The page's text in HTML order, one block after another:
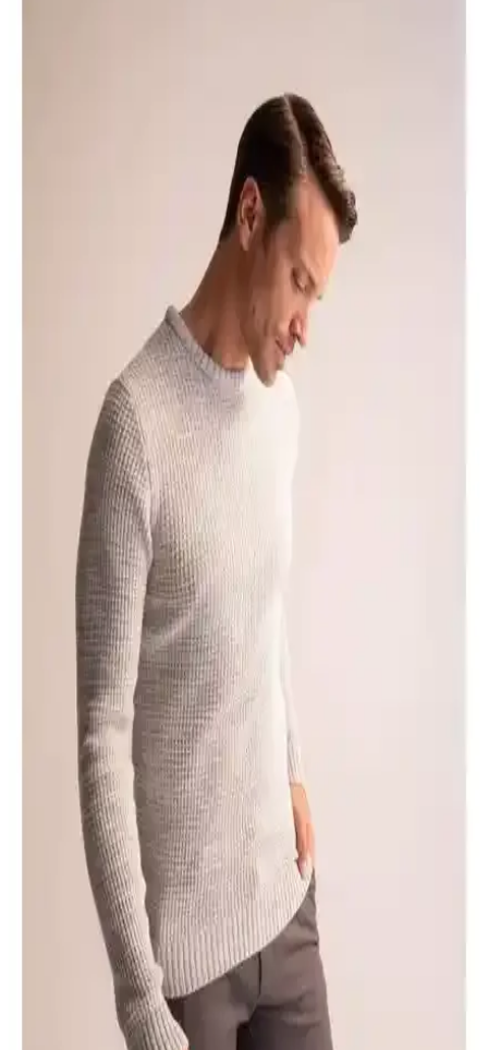
DeFacto Erkek Bebek Uzun Çorapları
Karşılaştırması: Malzeme, Güvenlik ve Tasarım
İki farklı DeFacto erkek bebek uzun çorap modelinin malzeme,
güvenlik ve tasarım özellikleri detaylı karşılaştırması, kullanıcı
yorumlarıyla birlikte sunuluyor.
DeFacto Regular Fit 3'lü Boxer K7635AZ24AU ile
Y3179AZ23AU Detaylı Karşılaştırması
Bu makalede DeFacto Regular Fit 3'lü Boxer modelleri
K7635AZ24AU ile Y3179AZ23AU'nun kumaş içeriği,
konfor/uyum, uzunluklar ve kullanıcı geri bildirimleri üzerinden
nesnel karşılaştırması yapılmaktadır; günlük kullanımdaki nefes
alabilirlik ve dayanıklılık öne çıkan kriterlerdir. Bu nedenle sonuçlar
DeFactoFit Oversize Geniş Kalıp Sporcu Şortu
İncelemesi ve Özellikleri
DeFacto'nun spor ve günlük kullanım için tasarladığı oversize şortu,
geniş kalıbı, yumuşak dokusu ve ter tutmayan teknolojisiyle rahatlık
ve şıklık sunar.
DeFacto Kadın Külotlu Çorapları Karşılaştırması:
Tasarım, Malzeme ve Kullanım Özellikleri
İki farklı DeFacto kadın külotlu çorap modeli, malzeme, tasarım ve
kullanıcı deneyimleri açısından detaylı karşılaştırıldı. Şıklık ve
dayanıklılık arasındaki farklar ortaya konuyor.
DeFacto Erkekler İçin Regular Fit Bisiklet Yaka
Basic Tişört Günlük Şıklık ve Konfor
DeFacto'nun yeni koleksiyonundan erkekler için tasarlanan bu
pamuklu tişört, rahat ve şık görünüm sunar, çeşitli kombinlerle uyum
sağlar, günlük yaşamda pratiklik ve konfor sağlar.
DeFacto Fit Standart Fit Kapüşonlu Sweatshirt
İncelemesi ve Kullanıcı Yorumları
DeFacto'nun popüler Fit Standart Fit Kapüşonlu Sweatshirt'i,
rahatlık ve şıklığı bir arada sunar. Yüksek kaliteli kumaşı ve çeşitli
beden seçenekleriyle günlük ve spor kullanıma uygundur.